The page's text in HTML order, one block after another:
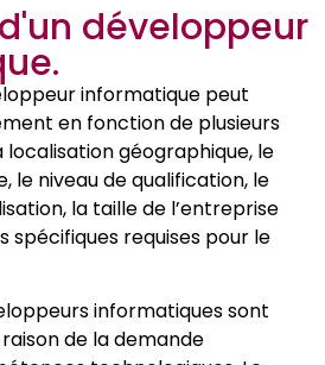
développeur
informatique peut
en fonction de plusieurs
localisation géographique, le
le niveau de qualification, le
la taille de l’entreprise
requises pour le
informatiques sont
de la demande